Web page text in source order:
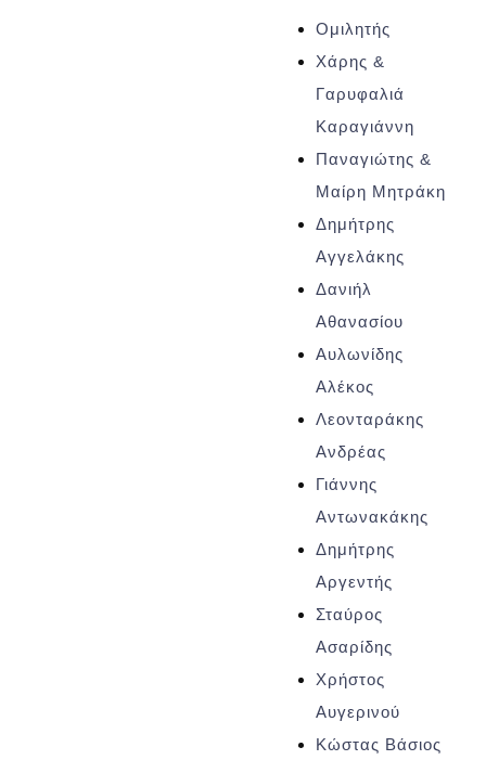
Ομιλητής
Χάρης &
Γαρυφαλιά
Καραγιάννη
Παναγιώτης &
Μαίρη Μητράκη
Δημήτρης
Αγγελάκης
Δανιήλ
Αθανασίου
Αυλωνίδης
Αλέκος
Λεονταράκης
Ανδρέας
Γιάννης
Αντωνακάκης
Δημήτρης
Αργεντής
Σταύρος
Ασαρίδης
Χρήστος
Αυγερινού
Κώστας Βάσιος